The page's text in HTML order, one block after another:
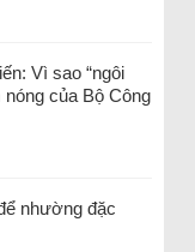
Vì sao “ngôi
của Bộ Công
nhường đặc